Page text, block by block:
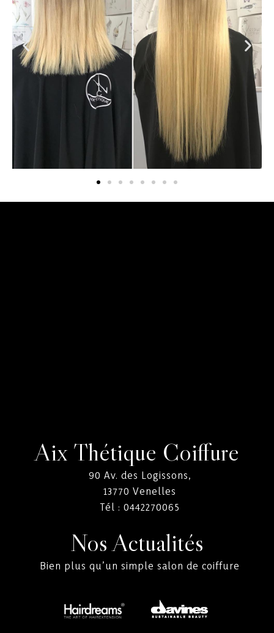
Aix Thétique Coiffure
90 Av. des Logissons,
13770 Venelles
Tél : 0442270065
Nos Actualités
Bien plus qu’un simple salon de coiffure